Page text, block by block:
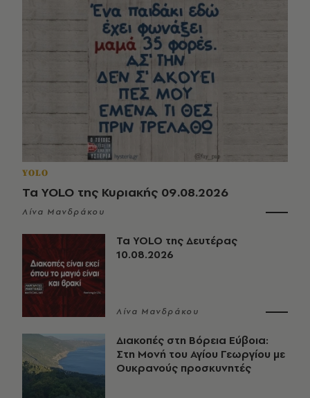
YOLO
Τα YOLO της Κυριακής 09.08.2026
Λίνα Μανδράκου
Τα YOLO της Δευτέρας
10.08.2026
Λίνα Μανδράκου
Διακοπές στη Βόρεια Εύβοια:
Στη Μονή του Αγίου Γεωργίου με
Ουκρανούς προσκυνητές